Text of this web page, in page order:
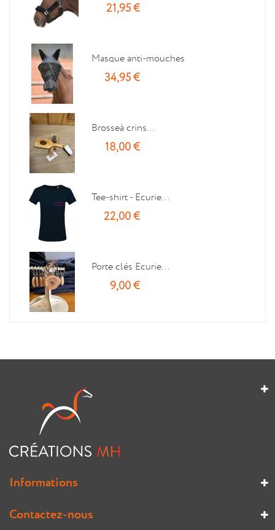
21,95 €
Masque anti-mouches
34,95 €
Brosseà crins...
18,00 €
Tee-shirt - Ecurie...
22,00 €
Porte clés Ecurie...
9,00 €
Informations
Contactez-nous